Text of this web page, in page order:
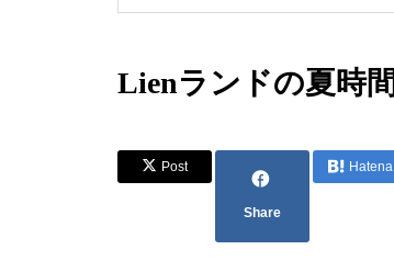
Lienランドの夏時間
Post
Share
Hatena